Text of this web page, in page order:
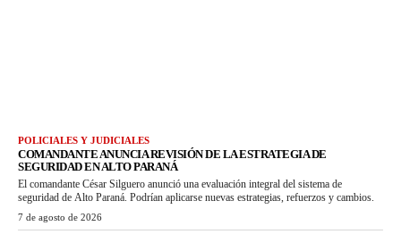
POLICIALES Y JUDICIALES
COMANDANTE ANUNCIA REVISIÓN DE LA ESTRATEGIA DE
SEGURIDAD EN ALTO PARANÁ
El comandante César Silguero anunció una evaluación integral del sistema de
seguridad de Alto Paraná. Podrían aplicarse nuevas estrategias, refuerzos y cambios.
7 de agosto de 2026